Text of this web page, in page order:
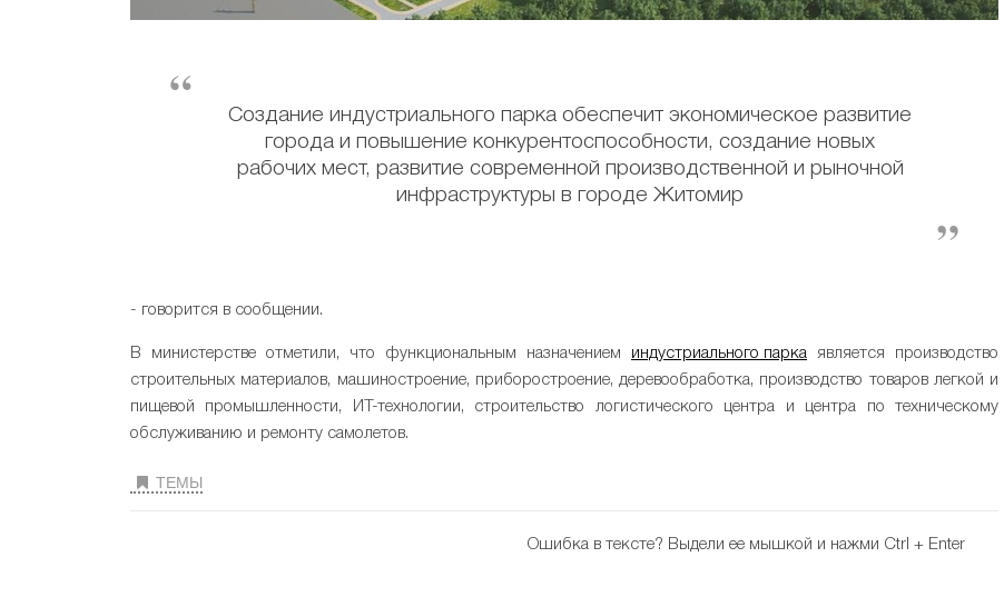
Создание индустриального парка обеспечит экономическое развитие
города и повышение конкурентоспособности, создание новых
рабочих мест, развитие современной производственной и рыночной
инфраструктуры в городе Житомир
- говорится в сообщении.
В министерстве отметили, что функциональным назначением индустриального парка является производство
строительных материалов, машиностроение, приборостроение, деревообработка, производство товаров легкой и
пищевой промышленности, ИТ-технологии, строительство логистического центра и центра по техническому
обслуживанию и ремонту самолетов.
ТЕМЫ
Ошибка в тексте? Выдели ее мышкой и нажми Ctrl + Enter